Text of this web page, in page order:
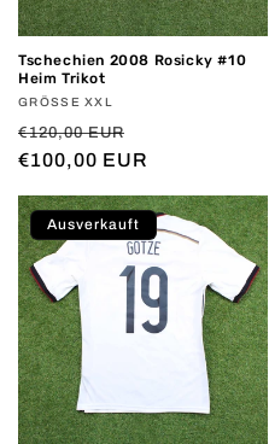
Tschechien 2008 Rosicky #10
Heim Trikot
Anbieter:
GRÖSSE XXL
Normaler
Preis
€120,00 EUR
€100,00 EUR
Ausverkauft